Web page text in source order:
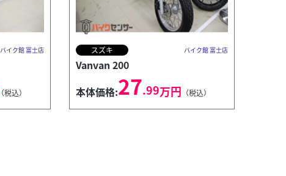
バイク館 富士店
（税込）
スズキ バイク館 富士店
Vanvan 200
本体価格:27.99万円 （税込）